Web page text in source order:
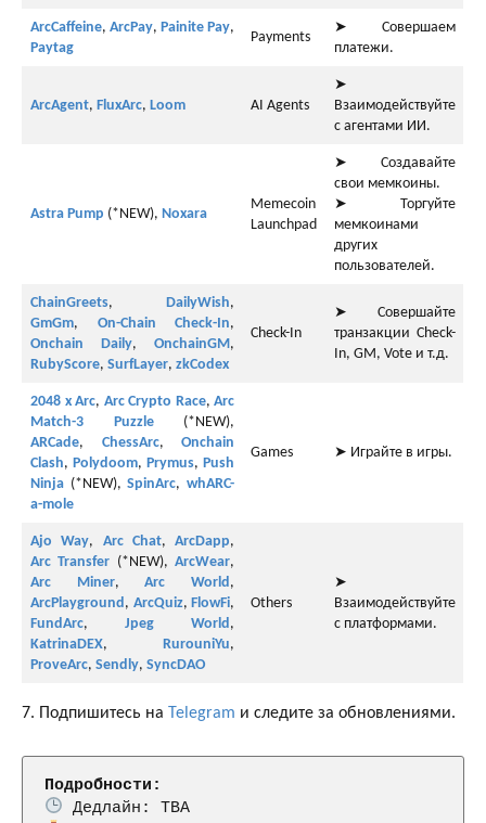
ArcCaffeine, ArcPay, Painite Pay,
Paytag
Payments
➤ Совершаем
платежи.
ArcAgent, FluxArc, Loom AI Agents
➤
Взаимодействуйте
с агентами ИИ.
Astra Pump (*NEW), Noxara
Memecoin
Launchpad
➤ Создавайте
свои мемкоины.
➤ Торгуйте
мемкоинами
других
пользователей.
ChainGreets, DailyWish,
GmGm, On-Chain Check-In,
Onchain Daily, OnchainGM ,
RubyScore, SurfLayer, zkCodex
Check-In
➤ Совершайте
транзакции Check-
In, GM, Vote и т.д.
2048 x Arc, Arc Crypto Race, Arc
Match-3 Puzzle(*NEW),
ARCade, ChessArc, Onchain
Clash, Polydoom, Prymus, Push
Ninja (*NEW),SpinArc,whARC-
a-mole
Games ➤ Играйте в игры.
Ajo Way, Arc Chat, ArcDapp,
Arc Transfer (*NEW),ArcWear,
Arc Miner,Arc World ,
ArcPlayground , ArcQuiz, FlowFi,
FundArc, Jpeg World ,
KatrinaDEX, RurouniYu,
ProveArc, Sendly, SyncDAO
Others
➤
Взаимодействуйте
с платформами.
7. Подпишитесь на Telegram и следите за обновлениями.
Подробности: